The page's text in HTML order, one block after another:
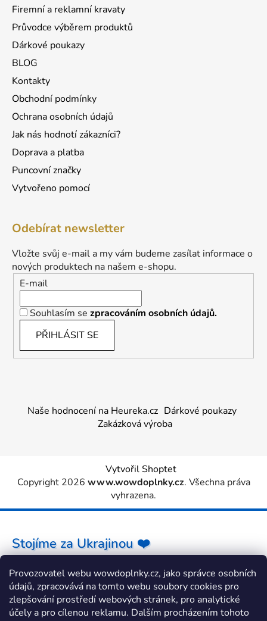
Provozovatel webu wowdoplnky.cz, jako správce osobních
údajů, zpracovává na tomto webu soubory cookies pro
zlepšování prostředí webových stránek, pro analytické
účely a pro cílenou reklamu. Dalším procházením tohoto
Firemní a reklamní kravaty
Průvodce výběrem produktů
Dárkové poukazy
BLOG
Kontakty
Obchodní podmínky
Ochrana osobních údajů
Jak nás hodnotí zákazníci?
Doprava a platba
Puncovní značky
Vytvořeno pomocí
Odebírat newsletter
Vložte svůj e-mail a my vám budeme zasílat informace o
nových produktech na našem e-shopu.
E-mail
Souhlasím se zpracováním osobních údajů.
PŘIHLÁSIT SE
Naše hodnocení na Heureka.cz Dárkové poukazy
Zakázková výroba
Vytvořil Shoptet
Copyright 2026 www.wowdoplnky.cz. Všechna práva
vyhrazena.
Stojíme za Ukrajinou ❤️
Jak a čím pomoci »